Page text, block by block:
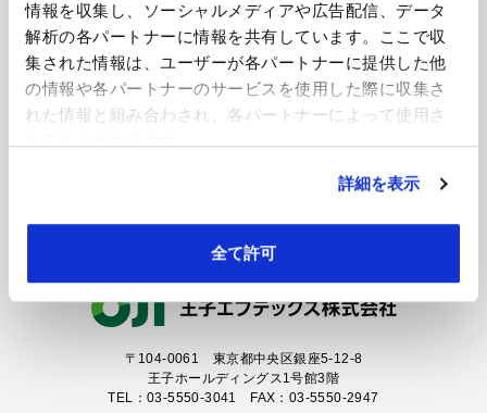
情報を収集し、ソーシャルメディアや広告配信、データ
解析の各パートナーに情報を共有しています。ここで収
集された情報は、ユーザーが各パートナーに提供した他
の情報や各パートナーのサービスを使用した際に収集さ
れた情報と組み合わされ、各パートナーによって使用さ
詳細を表示
全て許可
〒104-0061 東京都中央区銀座5-12-8
王子ホールディングス1号館3階
TEL：03-5550-3041 FAX：03-5550-2947
導入事例
ニュース